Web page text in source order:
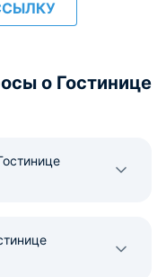
о Гостинице